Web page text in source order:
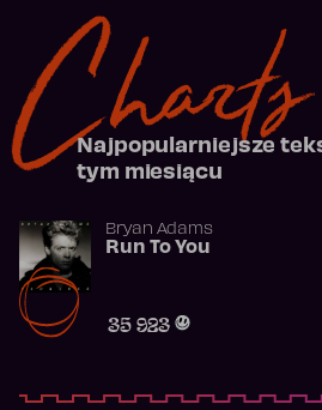
Charts
Najpopularniejsze
tym miesiącu
Bryan Adams
Run To You
35 923